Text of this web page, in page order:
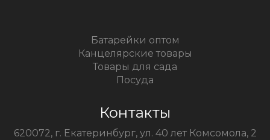
Батарейки оптом
Канцелярские товары
Товары для сада
Посуда
Контакты
620072, г. Екатеринбург, ул. 40 лет Комсомола, 2